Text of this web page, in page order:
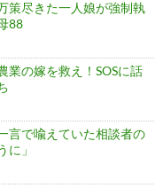
策尽きた一人娘が強制執
88
業の嫁を救え！SOSに話
言で喩えていた相談者の
に」